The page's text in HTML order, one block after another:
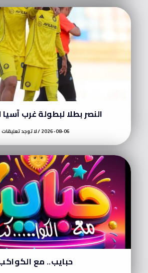
النصر بطلا لبطولة غرب آسيا
2026-08-06 لا توجد تعليقات
حبايب.. مع الكواكب